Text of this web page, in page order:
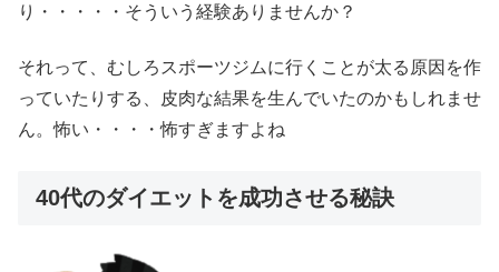
り・・・・・そういう経験ありませんか？
それって、むしろスポーツジムに行くことが太る原因を作
っていたりする、皮肉な結果を生んでいたのかもしれませ
ん。怖い・・・・怖すぎますよね
40代のダイエットを成功させる秘訣